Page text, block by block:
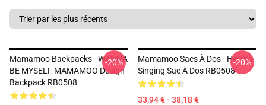
Mamamoo Backpacks - WANNA
BE MYSELF MAMAMOO Design
Backpack RB0508
-20%
Mamamoo Sacs À Dos - Hwasa
Singing Sac À Dos RB0508
33,94 € - 38,18 €
-20%